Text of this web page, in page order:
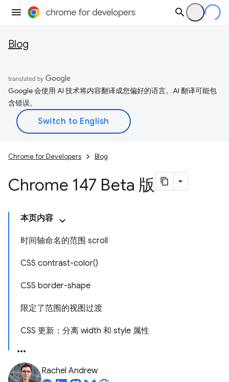
Blog
Google 会使用 AI 技术将内容翻译成您偏好的语言。AI 翻译可能包
含错误。
Chrome for Developers Blog
Chrome 147 Beta 版
本页内容
时间轴命名的范围 scroll
CSS contrast-color()
CSS border-shape
限定了范围的视图过渡
CSS 更新：分离 width 和 style 属性
Rachel Andrew